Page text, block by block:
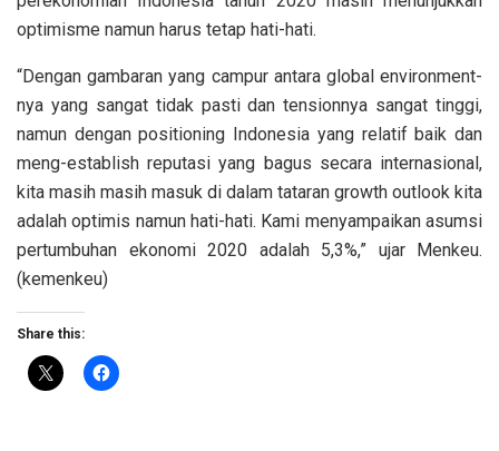
optimisme namun harus tetap hati-hati.
“Dengan gambaran yang campur antara global environment-
nya yang sangat tidak pasti dan tensionnya sangat tinggi,
namun dengan positioning Indonesia yang relatif baik dan
meng-establish reputasi yang bagus secara internasional,
kita masih masih masuk di dalam tataran growth outlook kita
adalah optimis namun hati-hati. Kami menyampaikan asumsi
pertumbuhan ekonomi 2020 adalah 5,3%,” ujar Menkeu.
(kemenkeu)
Share this: